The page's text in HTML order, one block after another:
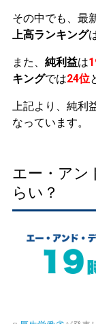
その中でも、最
上高ランキング
また、 純利益は
キングでは24位
上記より、純利
なっています。
エー・アン
らい？